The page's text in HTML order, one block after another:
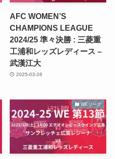
AFC WOMEN’S
CHAMPIONS LEAGUE
2024/25 準々決勝 : 三菱重
工浦和レッズレディース –
武漢江大
2025-03-26
WEリーグ